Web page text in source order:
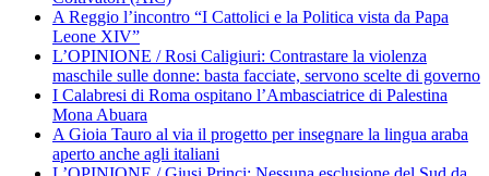
A Reggio l’incontro “I Cattolici e la Politica vista da Papa
Leone XIV”
L’OPINIONE / Rosi Caligiuri: Contrastare la violenza
maschile sulle donne: basta facciate, servono scelte di governo
I Calabresi di Roma ospitano l’Ambasciatrice di Palestina
Mona Abuara
A Gioia Tauro al via il progetto per insegnare la lingua araba
aperto anche agli italiani